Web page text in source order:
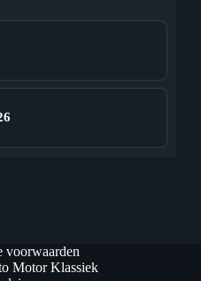
voorwaarden
Motor Klassiek